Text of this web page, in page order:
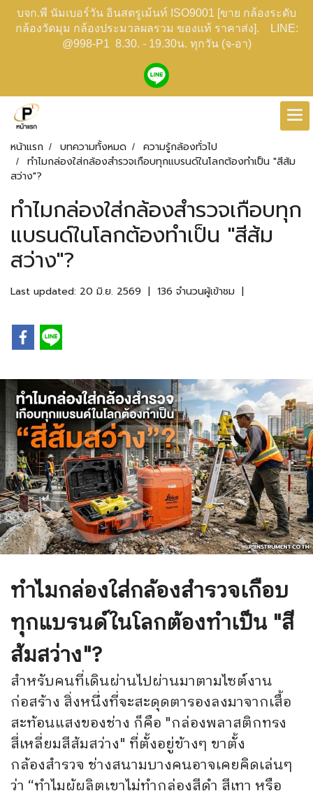
บจก.พี นัมเบอร์วัน อินสตรูเม้นท์ ISO9001 [ขาย กล้องระดับ
กล้องวัดมุม กล้องประมวลผลรวม ของแท้ ราคาส่ง]. LINE:
@998-P1 8.30. - 19.30น. ทุกวัน (จ-อา)
หน้าแรก บทความทั้งหมด
ความรู้กล้องทั่วไป
ทำไมกล่องใส่กล้องสำรวจเกือบทุกแบรนด์ในโลกต้องทำเป็น "สีส้ม
สว่าง"?
ทำไมกล่องใส่กล้องสำรวจเกือบทุก
แบรนด์ในโลกต้องทำเป็น "สีส้ม
สว่าง"?
Last updated: 20 มิ.ย. 2569 | 136 จำนวนผู้เข้าชม |
ทำไมกล่องใส่กล้องสำรวจเกือบ
ทุกแบรนด์ในโลกต้องทำเป็น "สี
ส้มสว่าง"?
สำหรับคนที่เดินผ่านไปผ่านมาตามไซต์งาน
ก่อสร้าง สิ่งหนึ่งที่จะสะดุดตารองลงมาจากเสื้อ
สะท้อนแสงของช่าง ก็คือ "กล่องพลาสติกทรง
สี่เหลี่ยมสีส้มสว่าง" ที่ตั้งอยู่ข้างๆ ขาตั้ง
กล้องสำรวจ ช่างสนามบางคนอาจเคยคิดเล่นๆ